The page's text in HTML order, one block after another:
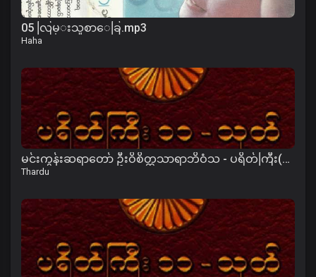
05 လြမ္းသူစာေခြ.mp3
Haha
မင်းကွန်းဆရာတော် ဦးဝိစိတ္တသာရာဘိဝံသ - ပရိတ်ကြီး(၁၁)သုတ်၊ ကမ္မဝါ
Thardu